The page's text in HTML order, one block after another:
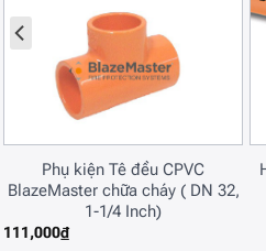
Phụ kiện Tê đều CPVC
BlazeMaster chữa cháy ( DN 32,
1-1/4 Inch)
111,000₫